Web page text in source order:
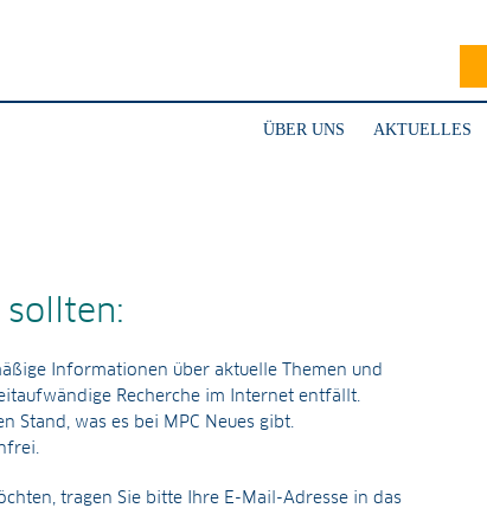
ÜBER UNS AKTUELLES
sollten:
Informationen über aktuelle Themen und
Recherche im Internet entfällt.
Stand, was es bei MPC Neues gibt.
tragen Sie bitte Ihre E-Mail-Adresse in das